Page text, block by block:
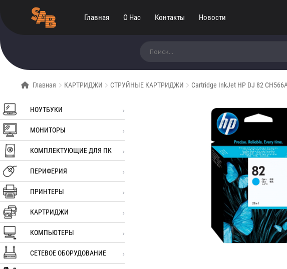
Главная О Нас Контакты Новости
Главная КАРТРИДЖИ СТРУЙНЫЕ КАРТРИДЖИ Cartridge InkJet HP DJ 82
НОУТБУКИ
МОНИТОРЫ
КОМПЛЕКТУЮЩИЕ ДЛЯ ПК
ПЕРИФЕРИЯ
ПРИНТЕРЫ
КАРТРИДЖИ
КОМПЬЮТЕРЫ
СЕТЕВОЕ ОБОРУДОВАНИЕ